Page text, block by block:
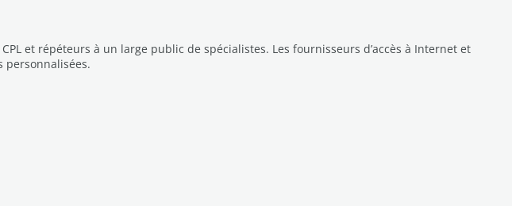
et répéteurs à un large public de spécialistes. Les fournisseurs d’accès à Internet et
personnalisées.